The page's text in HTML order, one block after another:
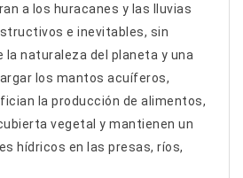
a los huracanes y las lluvias
e inevitables, sin
la naturaleza del planeta y una
los mantos acuíferos,
la producción de alimentos,
vegetal y mantienen un
hídricos en las presas, ríos,